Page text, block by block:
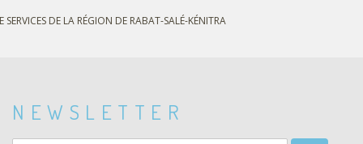
DE LA RÉGION DE RABAT-SALÉ-KÉNITRA
NEWSLETTER